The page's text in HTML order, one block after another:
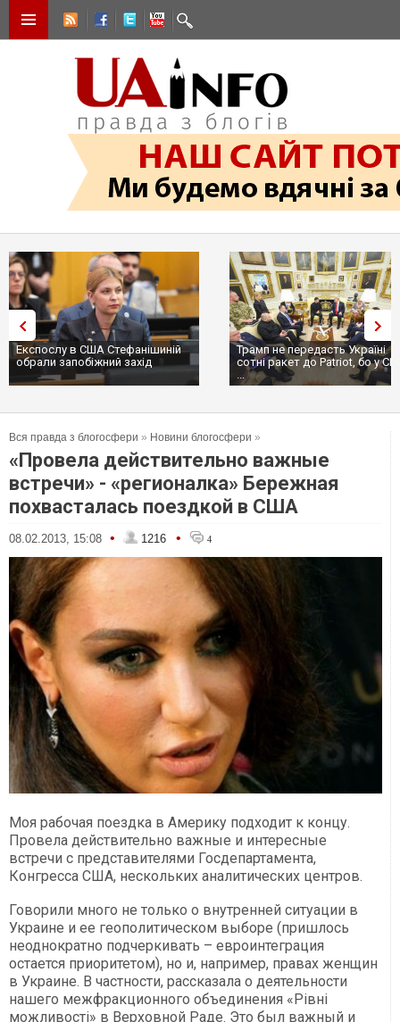
Експослу в США Стефанішиній
обрали запобіжний захід
Трамп не передасть Україні
сотні ракет до Patriot, бо у
...
Вся правда з блогосфери » Новини блогосфери »
«Провела действительно важные
встречи» - «регионалка» Бережная
похвасталась поездкой в США
08.02.2013, 15:08 • 1216 • 4
Моя рабочая поездка в Америку подходит к концу.
Провела действительно важные и интересные
встречи с представителями Госдепартамента,
Конгресса США, нескольких аналитических центров.
Говорили много не только о внутренней ситуации в
Украине и ее геополитическом выборе (пришлось
неоднократно подчеркивать – евроинтеграция
остается приоритетом), но и, например, правах женщин
в Украине. В частности, рассказала о деятельности
нашего межфракционного объединения «Рівні
можливості» в Верховной Раде. Это был важный и